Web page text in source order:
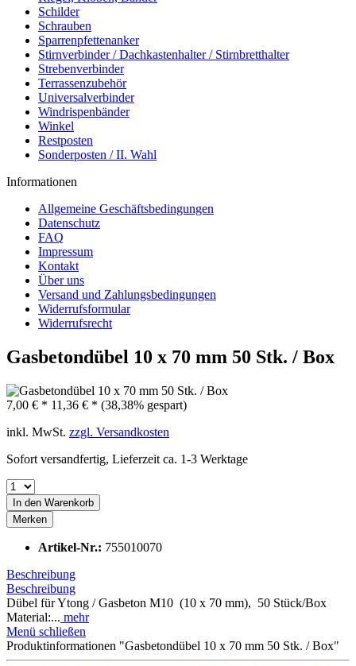
Schilder
Schrauben
Sparrenpfettenanker
Stirnverbinder / Dachkastenhalter / Stirnbretthalter
Strebenverbinder
Terrassenzubehör
Universalverbinder
Windrispenbänder
Winkel
Restposten
Sonderposten / II. Wahl
Informationen
Allgemeine Geschäftsbedingungen
Datenschutz
FAQ
Impressum
Kontakt
Über uns
Versand und Zahlungsbedingungen
Widerrufsformular
Widerrufsrecht
Gasbetondübel 10 x 70 mm 50 Stk. / Box
7,00 € * 11,36 € * (38,38% gespart)
inkl. MwSt. zzgl. Versandkosten
Sofort versandfertig, Lieferzeit ca. 1-3 Werktage
In den Warenkorb
Merken
Artikel-Nr.: 755010070
Beschreibung
Beschreibung
Dübel für Ytong / Gasbeton M10 (10 x 70 mm), 50 Stück/Box
Material:... mehr
Menü schließen
Produktinformationen "Gasbetondübel 10 x 70 mm 50 Stk. / Box"